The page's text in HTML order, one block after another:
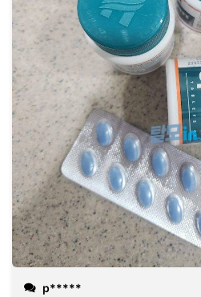
p*****